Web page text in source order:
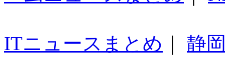
ITニュースまとめ
静